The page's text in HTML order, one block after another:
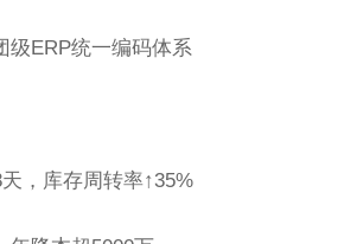
级ERP统一编码体系
，库存周转率↑35%